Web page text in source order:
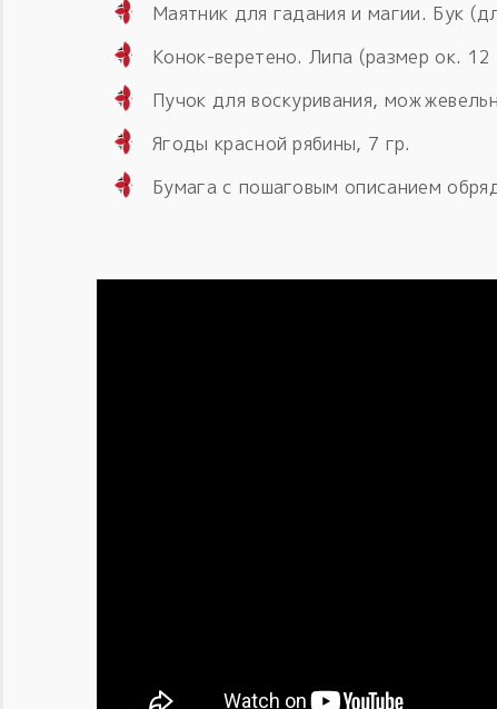
Маятник для гадания и магии. Бук
Конок-веретено. Липа (размер ок.
Пучок для воскуривания,
Ягоды красной рябины, 7 гр.
Бумага с пошаговым описанием